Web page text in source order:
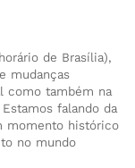
de Brasília),
mudanças
como também na
falando da
momento histórico
no mundo